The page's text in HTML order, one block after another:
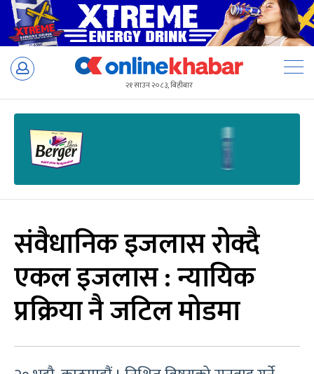
Skip
२१ साउन २०८३, बिहीबार
संवैधानिक इजलास रोक्दै
एकल इजलास : न्यायिक
प्रक्रिया नै जटिल मोडमा